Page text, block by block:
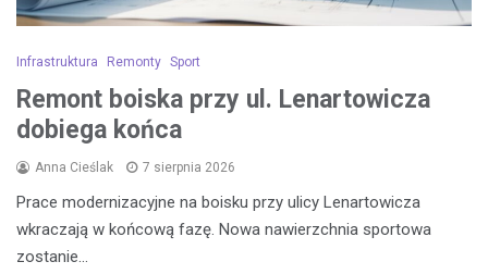
Infrastruktura Remonty Sport
Remont boiska przy ul. Lenartowicza
dobiega końca
Anna Cieślak 7 sierpnia 2026
Prace modernizacyjne na boisku przy ulicy Lenartowicza
wkraczają w końcową fazę. Nowa nawierzchnia sportowa
zostanie…